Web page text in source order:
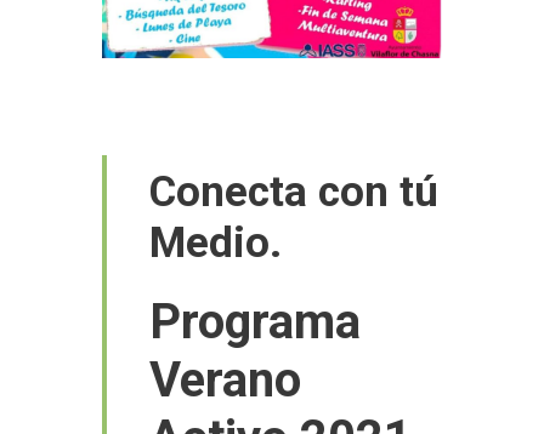
Conecta con tú
Medio.
Programa
Verano